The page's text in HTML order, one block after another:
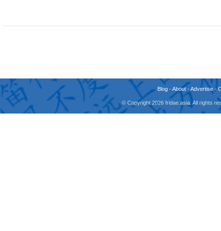
Blog -About -Advertise -
© Copyright 2026 fridae.asia. All rights